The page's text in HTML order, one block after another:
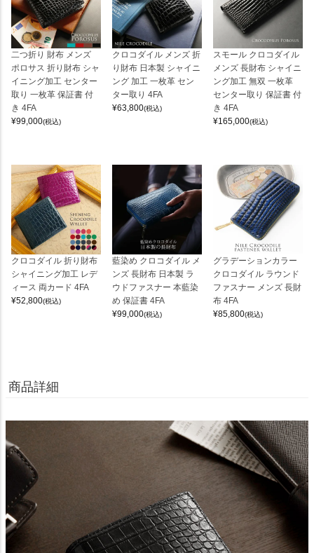
二つ折り 財布 メンズ
ポロサス 折り財布 シャ
イニング加工 センター
取り 一枚革 保証書 付
き 4FA
¥99,000(税込)
クロコダイル メンズ 折
り財布 日本製 シャイニ
ング 加工 一枚革 セン
ター取り 4FA
¥63,800(税込)
スモール クロコダイル
メンズ 長財布 シャイニ
ング加工 無双 一枚革
センター取り 保証書 付
き 4FA
¥165,000(税込)
クロコダイル 折り財布
シャイニング加工 レデ
ィース 両カード 4FA
¥52,800(税込)
藍染め クロコダイル メ
ンズ 長財布 日本製 ラ
ウドファスナー 本藍染
め 保証書 4FA
¥99,000(税込)
グラデーションカラー
クロコダイル ラウンド
ファスナー メンズ 長財
布 4FA
¥85,800(税込)
商品詳細